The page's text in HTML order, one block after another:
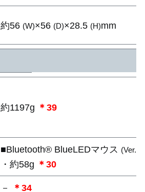
約56 (W)×56 (D)×28.5 (H)mm
約1197g ＊39
■Bluetooth® BlueLEDマウス (Ver.5)
・約58g ＊30
－ ＊34